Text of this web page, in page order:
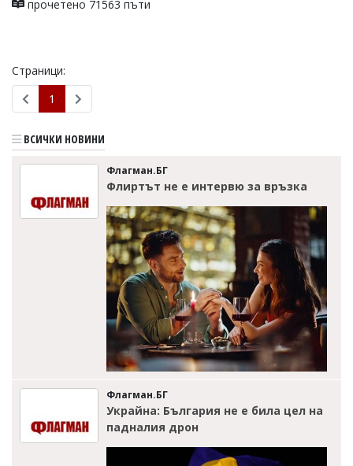
прочетено 71563 пъти
Страници:
1
ВСИЧКИ НОВИНИ
Флагман.БГ
Флиртът не е интервю за връзка
Флагман.БГ
Украйна: България не е била цел на
падналия дрон